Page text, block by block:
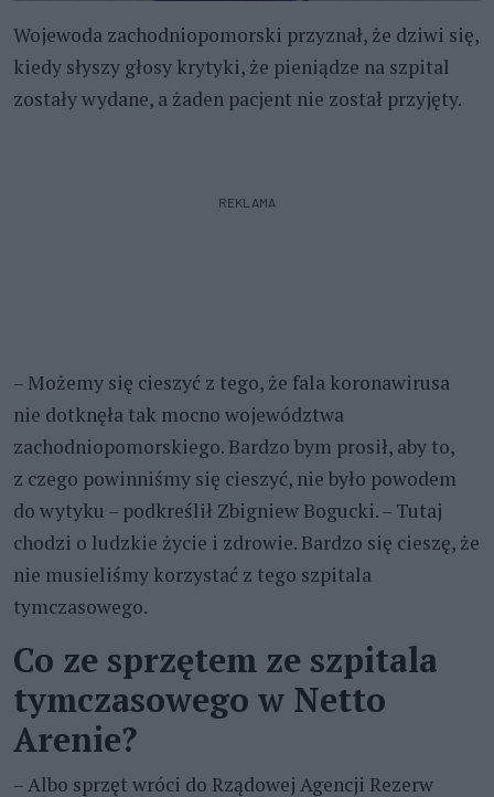
Wojewoda zachodniopomorski przyznał, że dziwi się,
kiedy słyszy głosy krytyki, że pieniądze na szpital
zostały wydane, a żaden pacjent nie został przyjęty.
REKLAMA
– Możemy się cieszyć z tego, że fala koronawirusa
nie dotknęła tak mocno województwa
zachodniopomorskiego. Bardzo bym prosił, aby to,
z czego powinniśmy się cieszyć, nie było powodem
do wytyku – podkreślił Zbigniew Bogucki. – Tutaj
chodzi o ludzkie życie i zdrowie. Bardzo się cieszę, że
nie musieliśmy korzystać z tego szpitala
tymczasowego.
Co ze sprzętem ze szpitala
tymczasowego w Netto
Arenie?
– Albo sprzęt wróci do Rządowej Agencji Rezerw